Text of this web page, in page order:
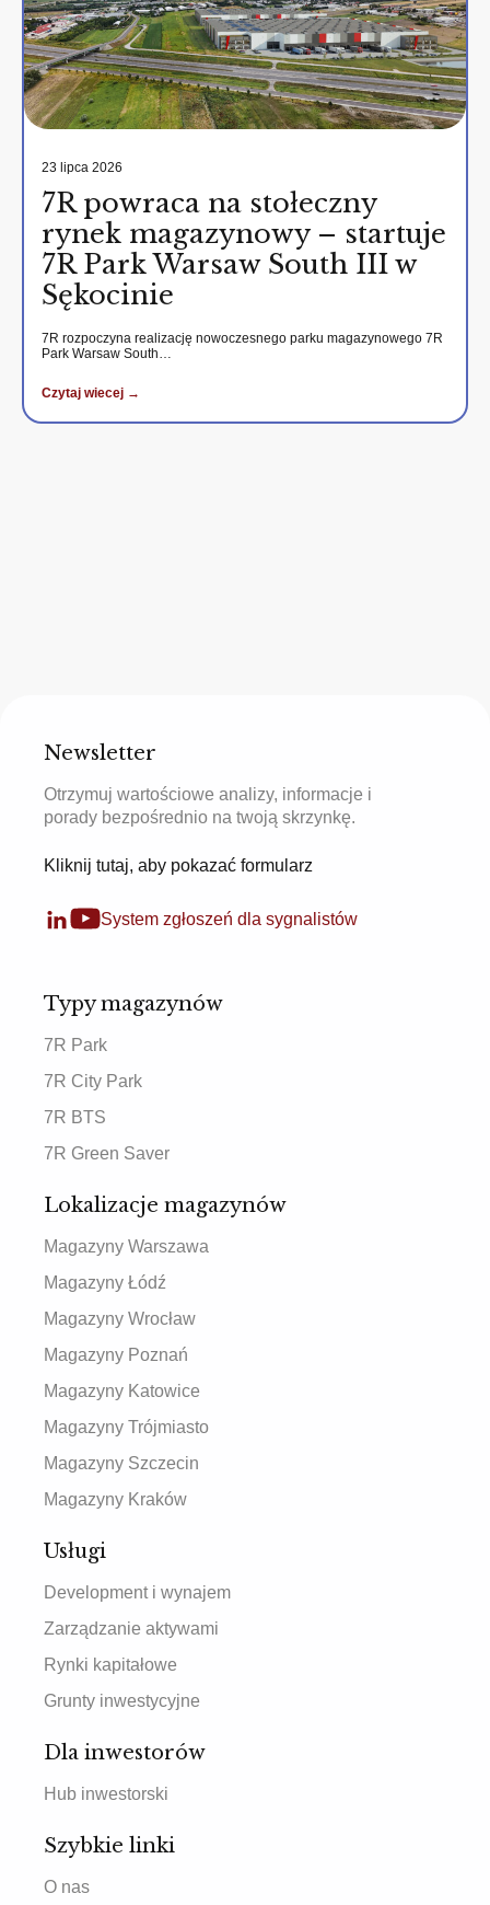
23 lipca 2026
7R powraca na stołeczny
rynek magazynowy – startuje
7R Park Warsaw South III w
Sękocinie
7R rozpoczyna realizację nowoczesnego parku magazynowego 7R
Park Warsaw South…
Czytaj wiecej →
Newsletter
Otrzymuj wartościowe analizy, informacje i
porady bezpośrednio na twoją skrzynkę.
Kliknij tutaj, aby pokazać formularz
System zgłoszeń dla sygnalistów
Typy magazynów
7R Park
7R City Park
7R BTS
7R Green Saver
Lokalizacje magazynów
Magazyny Warszawa
Magazyny Łódź
Magazyny Wrocław
Magazyny Poznań
Magazyny Katowice
Magazyny Trójmiasto
Magazyny Szczecin
Magazyny Kraków
Usługi
Development i wynajem
Zarządzanie aktywami
Rynki kapitałowe
Grunty inwestycyjne
Dla inwestorów
Hub inwestorski
Szybkie linki
O nas